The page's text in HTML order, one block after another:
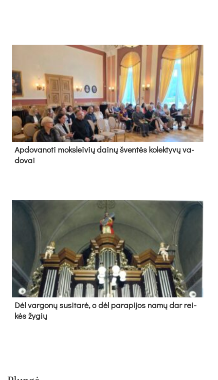
Ap­do­va­no­ti moks­lei­vių dai­nų šven­tės ko­lek­ty­vų va­
do­vai
Dėl var­go­nų su­si­ta­rė, o dėl pa­ra­pi­jos na­mų dar rei­
kės žy­gių